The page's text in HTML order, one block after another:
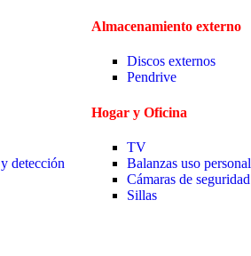
detección
Almacenamiento externo
Discos externos
Pendrive
Hogar y Oficina
TV
Balanzas uso personal
Cámaras de seguridad
Sillas